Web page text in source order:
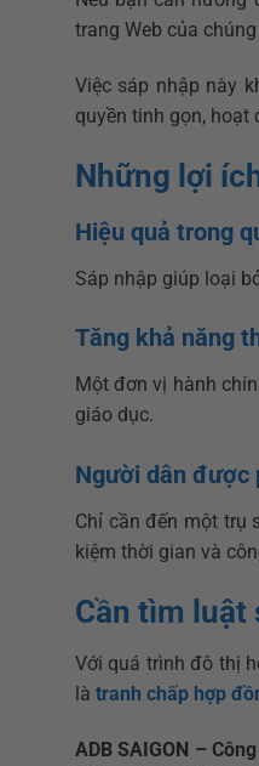
trang Web của
Việc sáp nhập này
quyền tinh gọn, hoạt
Những lợi
Hiệu quả trong
Sáp nhập giúp loại
Tăng khả năng
Một đơn vị hành
giáo dục.
Người dân được
Chỉ cần đến một trụ
kiệm thời gian và
Cần tìm luật
Với quá trình đô thị
là tranh chấp hợp
ADB SAIGON –